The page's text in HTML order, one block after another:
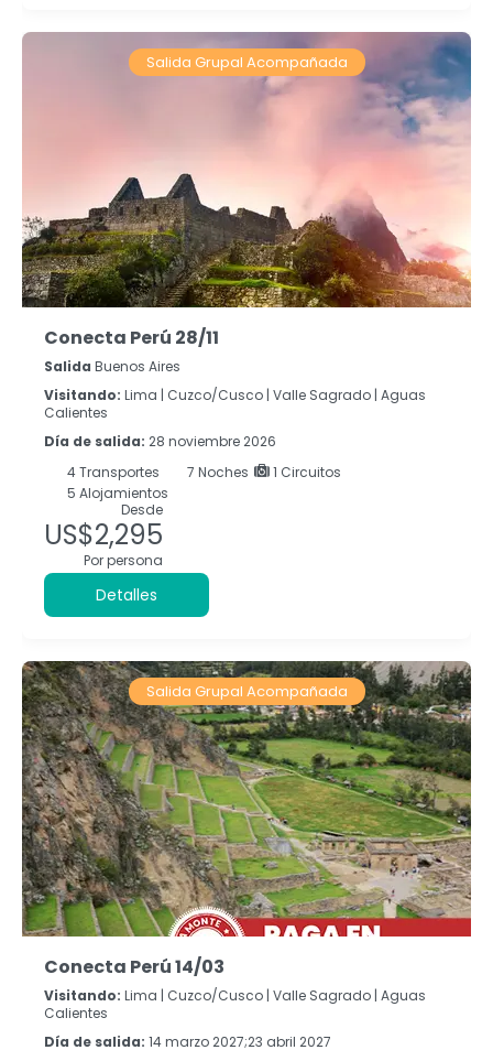
Salida Grupal Acompañada
Conecta Perú 28/11
Salida Buenos Aires
Visitando: Lima | Cuzco/Cusco | Valle Sagrado | Aguas
Calientes
Día de salida: 28 noviembre 2026
4Transportes 7 Noches
1 Circuitos
5 Alojamientos
Desde
US$2,295
Por persona
Detalles
Salida Grupal Acompañada
Conecta Perú 14/03
Visitando: Lima | Cuzco/Cusco | Valle Sagrado | Aguas
Calientes
Día de salida: 14 marzo 2027;23 abril 2027